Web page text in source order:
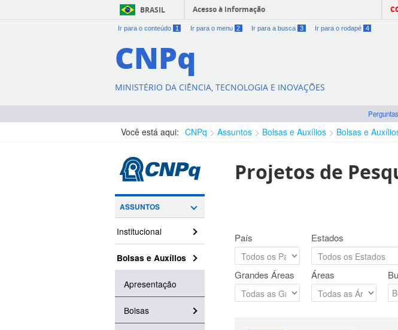
BRASIL Acesso à informação
Ir para o conteúdo 1 Ir para o menu 2 Ir para a busca 3 Ir para o rodapé 4
CNPq
MINISTÉRIO DA CIÊNCIA, TECNOLOGIA E INOVAÇÕES
Você está aqui: CNPq Assuntos Bolsas e Auxílios Bolsas e
ASSUNTOS
Institucional
Bolsas e Auxílios
Apresentação
Bolsas
Projetos de
País Estados
Grandes Áreas Áreas